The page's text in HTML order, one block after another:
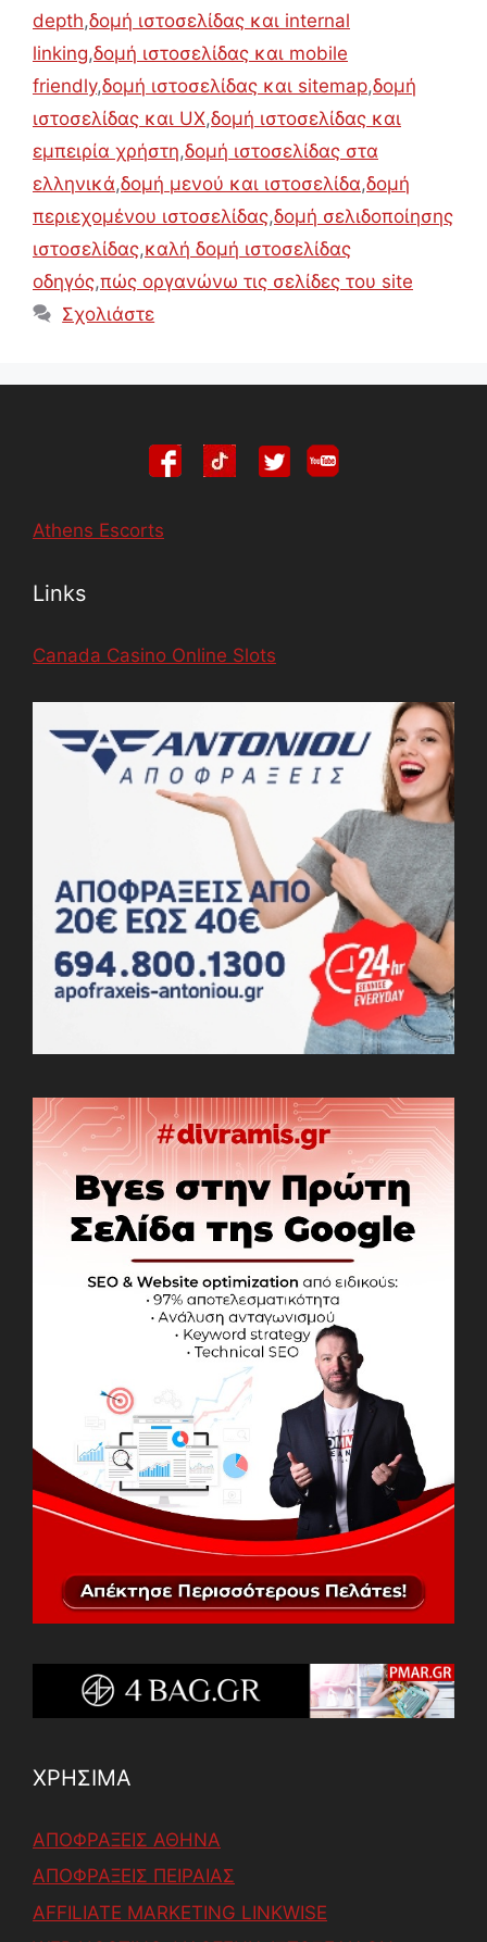
depth,δομή ιστοσελίδας και internal
linking,δομή ιστοσελίδας και mobile
friendly,δομή ιστοσελίδας και sitemap,δομή
ιστοσελίδας και UX,δομή ιστοσελίδας και
εμπειρία χρήστη,δομή ιστοσελίδας στα
ελληνικά,δομή μενού και ιστοσελίδα,δομή
περιεχομένου ιστοσελίδας,δομή σελιδοποίησης
ιστοσελίδας,καλή δομή ιστοσελίδας
οδηγός,πώς οργανώνω τις σελίδες του site
Σχολιάστε
Athens Escorts
Links
Canada Casino Online Slots
ΧΡΗΣΙΜΑ
ΑΠΟΦΡΑΞΕΙΣ ΑΘΗΝΑ
ΑΠΟΦΡΑΞΕΙΣ ΠΕΙΡΑΙΑΣ
AFFILIATE MARKETING LINKWISE